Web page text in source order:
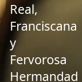
Real,
Franciscana
y
Fervorosa
Hermandad